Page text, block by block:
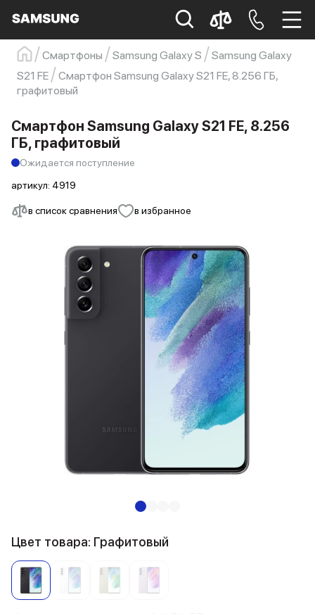
Samsung Смартфон s23
s23 ultra
Galaxy S22
Смартфоны Samsung Galaxy S
Samsung Galaxy
S21 FE
Смартфон Samsung Galaxy S21 FE, 8.256 ГБ,
графитовый
в список сравнения в избранное
Смартфон Samsung Galaxy S21 FE, 8.256
ГБ, графитовый
Ожидается поступление
артикул: 4919
Цвет товара: Графитовый